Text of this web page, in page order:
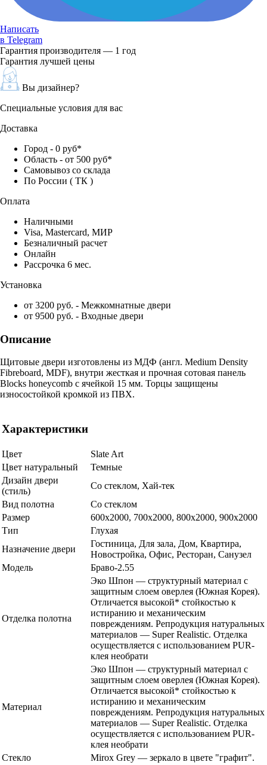
Написать
в Telegram
Гарантия производителя — 1 год
Гарантия лучшей цены
Вы дизайнер?
Специальные условия для вас
Доставка
Город - 0 руб*
Область - от 500 руб*
Самовывоз со склада
По России ( ТК )
Оплата
Наличными
Visa, Mastercard, МИР
Безналичный расчет
Онлайн
Рассрочка 6 мес.
Установка
от 3200 руб. - Межкомнатные двери
от 9500 руб. - Входные двери
Описание
Щитовые двери изготовлены из МДФ (англ. Medium Density
Fibreboard, MDF), внутри жесткая и прочная сотовая панель
Blocks honeycomb с ячейкой 15 мм. Торцы защищены
износостойкой кромкой из ПВХ.
Характеристики
Цвет
Slate Art
Цвет натуральный
Темные
Дизайн двери
(стиль)
Со стеклом, Хай-тек
Вид полотна
Со стеклом
Размер
600x2000, 700x2000, 800x2000, 900x2000
Тип
Глухая
Назначение двери
Гостиница, Для зала, Дом, Квартира,
Новостройка, Офис, Ресторан, Санузел
Модель
Браво-2.55
Отделка полотна
Эко Шпон — структурный материал с
защитным слоем оверлея (Южная Корея).
Отличается высокой* стойкостью к
истиранию и механическим
повреждениям. Репродукция натуральных
материалов — Super Realistic. Отделка
осуществляется с использованием PUR-
клея необрати
Материал
Эко Шпон — структурный материал с
защитным слоем оверлея (Южная Корея).
Отличается высокой* стойкостью к
истиранию и механическим
повреждениям. Репродукция натуральных
материалов — Super Realistic. Отделка
осуществляется с использованием PUR-
клея необрати
Стекло
Mirox Grey — зеркало в цвете "графит".